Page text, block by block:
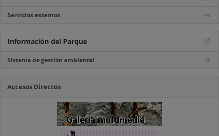
Servicios externos
Información del Parque
Sistema de gestión ambiental
Accesos Directos